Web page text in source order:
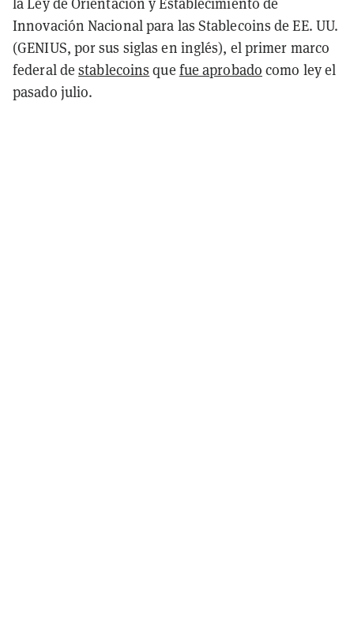
Innovación Nacional para las Stablecoins de EE. UU.
(GENIUS, por sus siglas en inglés), el primer marco
federal destablecoins que fue aprobado como ley el
pasado julio.